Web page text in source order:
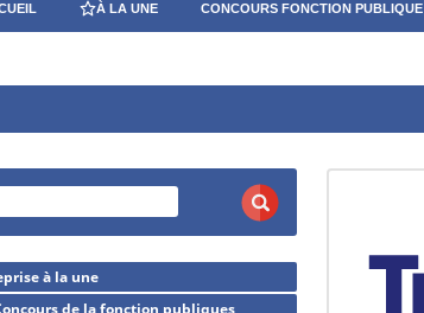
À LA UNE CONCOURS FONCTION PUBLIQUE
à la une
de la fonction publiques